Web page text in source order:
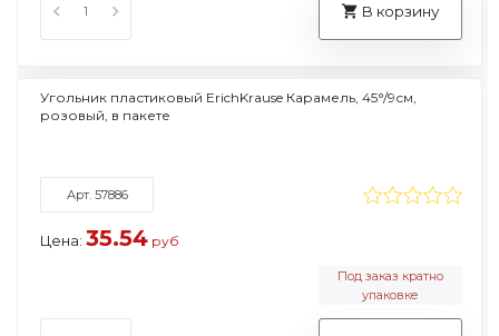
В корзину
Угольник пластиковый ErichKrause Карамель, 45°/9см,
розовый, в пакете
Арт. 57886
Цена: 35.54 руб
Под заказ кратно
упаковке